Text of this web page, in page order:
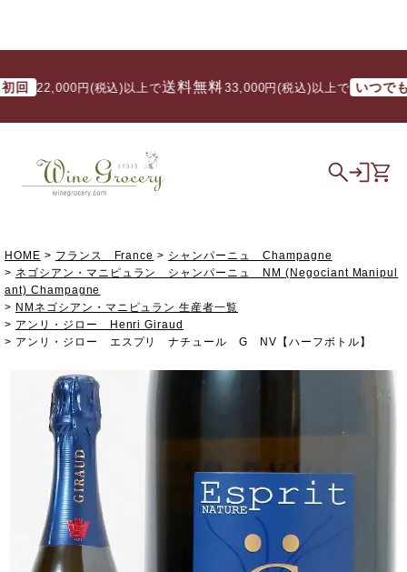
22,000円(税込)以上で送料無料/ 33,000円(税込)以上で いつでも 送
HOME フランス France
シャンパーニュ Champagne
ネゴシアン・マニピュラン シャンパーニュ NM (Negociant Manipul
ant) Champagne
NMネゴシアン・マニピュラン 生産者一覧
アンリ・ジロー Henri Giraud
アンリ・ジロー エスプリ ナチュール G NV【ハーフボトル】